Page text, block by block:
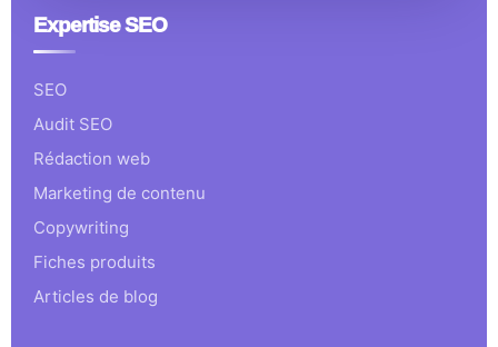
Expertise SEO
SEO
Audit SEO
Rédaction web
Marketing de contenu
Copywriting
Fiches produits
Articles de blog